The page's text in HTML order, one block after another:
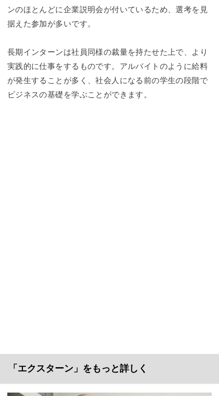
ンのほとんどに企業説明会が付いているため、選考を見
据えた参加が多いです。
長期インターンは社員同様の裁量を持たせた上で、より
実践的に仕事をするものです。アルバイトのように給料
が発生することが多く、社会人になる前の学生の段階で
ビジネスの基礎を学ぶことができます。
「エクスターン」をもっと詳しく